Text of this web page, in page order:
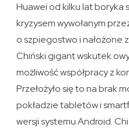
Huawei od kilku lat boryka
kryzysem wywołanym
o szpiegostwo i nałożone
Chiński gigant wskutek
możliwość współpracy z
Przełożyło się to na brak
pokładzie tabletów i
wersji systemu Android.